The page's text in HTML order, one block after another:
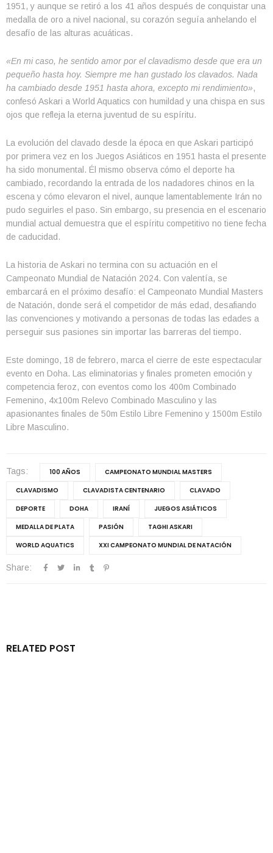
1951, y aunque se retiró a los 41 años después de conquistar una
medalla de oro a nivel nacional, su corazón seguía anhelando el
desafío de las alturas acuáticas.
«En mi caso, he sentido amor por el clavadismo desde que era un
pequeño hasta hoy. Siempre me han gustado los clavados. Nada
ha cambiado desde 1951 hasta ahora, excepto mi rendimiento»,
confesó Askari a World Aquatics con humildad y una chispa en sus
ojos que refleja la eterna juventud de su espíritu.
La evolución del clavado desde la época en que Askari participó
por primera vez en los Juegos Asiáticos en 1951 hasta el presente
ha sido monumental. Él mismo observa cómo el deporte ha
cambiado, recordando la entrada de los nadadores chinos en la
escena y cómo elevaron el nivel, aunque lamentablemente Irán no
pudo seguirles el paso. Sin embargo, su presencia en el escenario
mundial actual demuestra que el espíritu competitivo no tiene fecha
de caducidad.
La historia de Askari no termina con su actuación en el
Campeonato Mundial de Natación 2024. Con valentía, se
embarcará en el próximo desafío: el Campeonato Mundial Masters
de Natación, donde será el competidor de más edad, desafiando
las convenciones y motivando a personas de todas las edades a
perseguir sus pasiones sin importar las barreras del tiempo.
Este domingo, 18 de febrero, marca el cierre de este espectacular
evento en Doha. Las eliminatorias y finales prometen emoción y
competencia feroz, con eventos como los 400m Combinado
Femenino, 4x100m Relevo Combinado Masculino y las
apasionantes finales de 50m Estilo Libre Femenino y 1500m Estilo
Libre Masculino.
Tags: 100 AÑOS
CAMPEONATO MUNDIAL MASTERS
CLAVADISMO
CLAVADISTA CENTENARIO
CLAVADO
DEPORTE
DOHA IRANÍ
JUEGOS ASIÁTICOS
MEDALLA DE PLATA
PASIÓN
TAGHI ASKARI
WORLD AQUATICS
XXI CAMPEONATO MUNDIAL DE NATACIÓN
Share:
RELATED POST